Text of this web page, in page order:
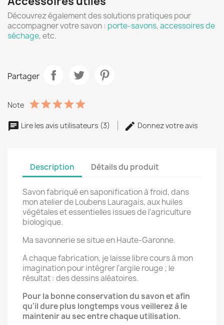
Découvrez également des solutions pratiques pour
accompagner votre savon : porte-savons,accessoires de
séchage, etc.
Partager
Note
Lire les avis utilisateurs (3) Donnez votre avis
Description Détails du produit
Savon fabriqué en saponification à froid, dans
mon atelier de Loubens Lauragais, aux huiles
végétales et essentielles issues de l'agriculture
biologique.
Ma savonnerie se situe en Haute-Garonne.
A chaque fabrication, je laisse libre cours à mon
imagination pour intégrer l'argile rouge ; le
résultat : des dessins aléatoires.
Pour la bonne conservation du savon et afin
qu'il dure plus longtemps vous veillerez à le
maintenir au sec entre chaque utilisation.